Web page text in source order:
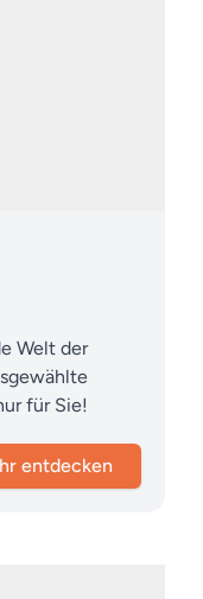
Welt der
für Sie!
entdecken